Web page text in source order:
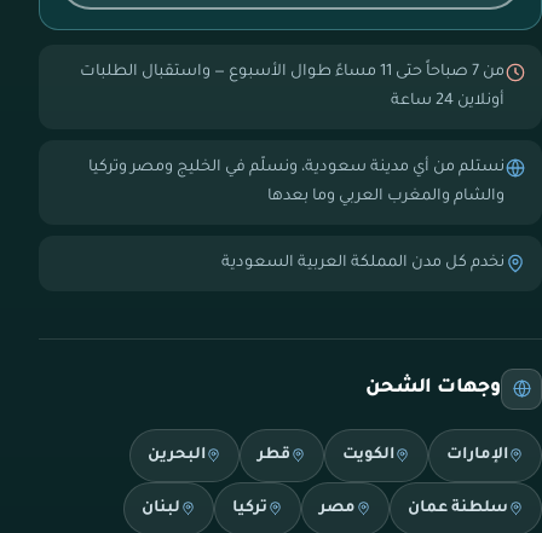
من 7 صباحاً حتى 11 مساءً طوال الأسبوع — واستقبال الطلبات
أونلاين 24 ساعة
نستلم من أي مدينة سعودية، ونسلّم في الخليج ومصر وتركيا
والشام والمغرب العربي وما بعدها
نخدم كل مدن المملكة العربية السعودية
وجهات الشحن
الإمارات الكويت قطر البحرين
سلطنة عمان مصر تركيا لبنان